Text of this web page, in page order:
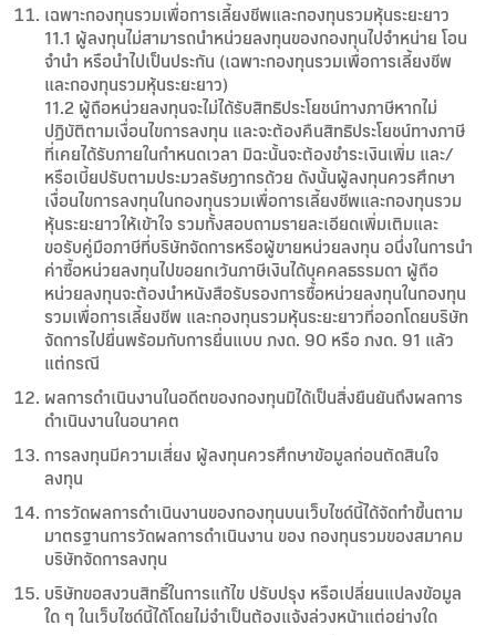
เฉพาะกองทุนรวมเพื่อการเลี้ยงชีพและกองทุนรวมหุ้นระยะยาว
11.1 ผู้ลงทุนไม่สามารถนำหน่วยลงทุนของกองทุนไปจำหน่าย โอน
จำนำ หรือนำไปเป็นประกัน (เฉพาะกองทุนรวมเพื่อการเลี้ยงชีพ
และกองทุนรวมหุ้นระยะยาว)
11.2 ผู้ถือหน่วยลงทุนจะไม่ได้รับสิทธิประโยชน์ทางภาษีหากไม่
ปฏิบัติตามเงื่อนไขการลงทุน และจะต้องคืนสิทธิประโยชน์ทางภาษี
ที่เคยได้รับภายในกำหนดเวลา มิฉะนั้นจะต้องชำระเงินเพิ่ม และ/
หรือเบี้ยปรับตามประมวลรัษฎากรด้วย ดังนั้นผู้ลงทุนควรศึกษา
เงื่อนไขการลงทุนในกองทุนรวมเพื่อการเลี้ยงชีพและกองทุนรวม
หุ้นระยะยาวให้เข้าใจ รวมทั้งสอบถามรายละเอียดเพิ่มเติมและ
ขอรับคู่มือภาษีที่บริษัทจัดการหรือผู้ขายหน่วยลงทุน อนึ่งในการนำ
ค่าซื้อหน่วยลงทุนไปขอยกเว้นภาษีเงินได้บุคคลธรรมดา ผู้ถือ
หน่วยลงทุนจะต้องนำหนังสือรับรองการซื้อหน่วยลงทุนในกองทุน
รวมเพื่อการเลี้ยงชีพ และกองทุนรวมหุ้นระยะยาวที่ออกโดยบริษัท
จัดการไปยื่นพร้อมกับการยื่นแบบ ภงด. 90 หรือ ภงด. 91 แล้ว
แต่กรณี
ผลการดำเนินงานในอดีตของกองทุนมิได้เป็นสิ่งยืนยันถึงผลการ
ดำเนินงานในอนาคต
การลงทุนมีความเสี่ยง ผู้ลงทุนควรศึกษาข้อมูลก่อนตัดสินใจ
ลงทุน
การวัดผลการดำเนินงานของกองทุนบนเว็บไซด์นี้ได้จัดทำขึ้นตาม
มาตรฐานการวัดผลการดำเนินงาน ของ กองทุนรวมของสมาคม
บริษัทจัดการลงทุน
บริษัทขอสงวนสิทธิ์ในการแก้ไข ปรับปรุง หรือเปลี่ยนแปลงข้อมูล
ใด ๆ ในเว็บไซด์นี้ได้โดยไม่จำเป็นต้องแจ้งล่วงหน้าแต่อย่างใด